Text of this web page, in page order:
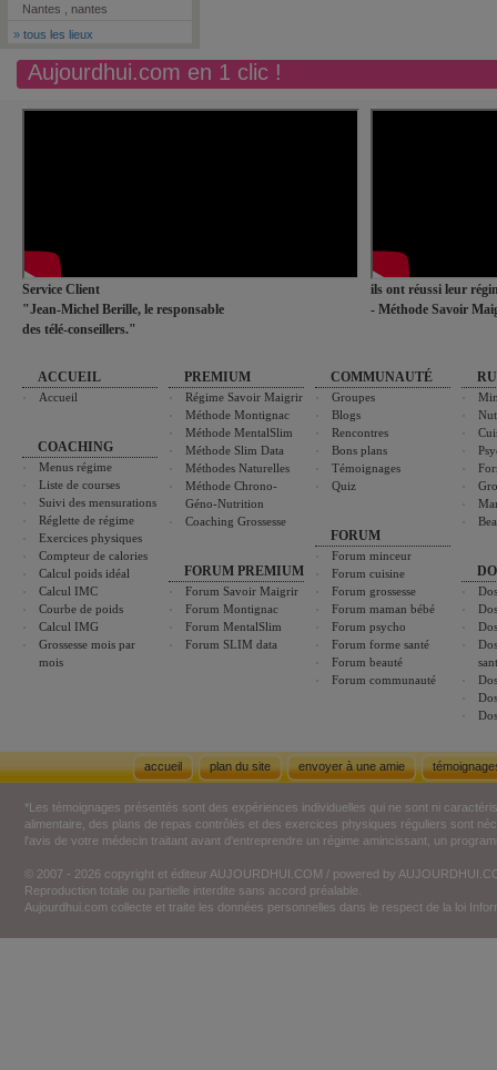
Nantes , nantes
» tous les lieux
Aujourdhui.com en 1 clic !
Service Client
"Jean-Michel Berille, le responsable
des télé-conseillers."
ils ont réussi leur
- Méthode Savoir
ACCUEIL
Accueil
COACHING
Menus régime
Liste de courses
Suivi des mensurations
Réglette de régime
Exercices physiques
Compteur de calories
Calcul poids idéal
Calcul IMC
Courbe de poids
Calcul IMG
Grossesse mois par
mois
PREMIUM
Régime Savoir Maigrir
Méthode Montignac
Méthode MentalSlim
Méthode Slim Data
Méthodes Naturelles
Méthode Chrono-
Géno-Nutrition
Coaching Grossesse
FORUM PREMIUM
Forum Savoir Maigrir
Forum Montignac
Forum MentalSlim
Forum SLIM data
COMMUNAUTÉ
Groupes
Blogs
Rencontres
Bons plans
Témoignages
Quiz
FORUM
Forum minceur
Forum cuisine
Forum grossesse
Forum maman bébé
Forum psycho
Forum forme santé
Forum beauté
Forum communauté
accueil plan du site envoyer à une amie
*Les témoignages présentés sont des expériences individuelles qui ne sont ni
alimentaire, des plans de repas contrôlés et des exercices physiques réguliers sont
l'avis de votre médecin traitant avant d'entreprendre un régime amincissant, un
© 2007 - 2026 copyright et éditeur AUJOURDHUI.COM / powered by
Reproduction totale ou partielle interdite sans accord préalable.
Aujourdhui.com collecte et traite les données personnelles dans le respect de la loi